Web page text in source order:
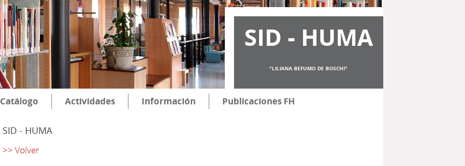
SID - HUMA
"LILIANA BEFUMO DE BOSCHI"
Catálogo Actividades Información Publicaciones FH
SID - HUMA
>> Volver